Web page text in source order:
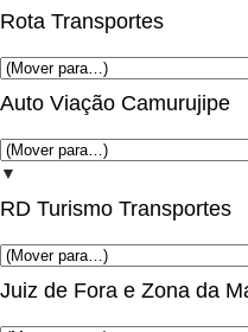
Rota Transportes
Auto Viação Camurujipe
▼
RD Turismo Transportes
Juiz de Fora e Zona da